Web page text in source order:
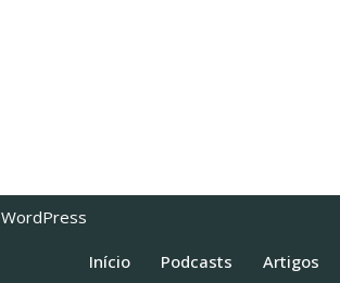
WordPress
Início Podcasts Artigos